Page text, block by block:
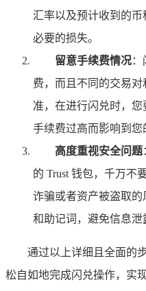
汇率以及预计收到的
必要的损失。
留意手续费情况
费，而且不同的交易
准，在进行闪兑时，
手续费过高而影响到您
高度重视安全问题
的 Trust 钱包，千万不
诈骗或者资产被盗取
和助记词，避免信息泄
通过以上详细且全面的
松自如地完成闪兑操作，实